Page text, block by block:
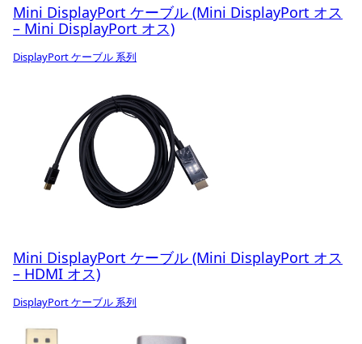
Mini DisplayPort ケーブル (Mini DisplayPort オス
– Mini DisplayPort オス)
DisplayPort ケーブル 系列
Mini DisplayPort ケーブル (Mini DisplayPort オス
– HDMI オス)
DisplayPort ケーブル 系列